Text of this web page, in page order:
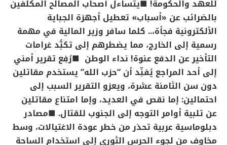
للعهد والحكومة! ■يتساءل أصحاب المصالح المكلَّفين
بالضرائب عن «أسباب» تعطيل أجهزة الجباية
الألكترونية فجأة،.. كلما سافر وزير المالية في مهمة
رسمية إلى الخارج، مما يضطرهم إلى تكبُّد غرامات
التأخير عن الدفع عنوة! نداء الوطن ■رُفِع تقرير أمني
إلى أحد المراجع يُفنِّد أن “حزب الله” يستخدم مقاتلين
دون سن الثامنة عشرة، ويعزو التقرير السبب إلى
احتمالين: إما نقص في العديد، وإما امتناع مقاتلين
عن تلبية أوامر التوجه إلى الجنوب للقتال. ■‏مصادر
دبلوماسية عربية تحذر من خطر عودة الاغتيالات، وسط
مخاوف من لجوء الحرس الثوري إلى استخدام الساحة